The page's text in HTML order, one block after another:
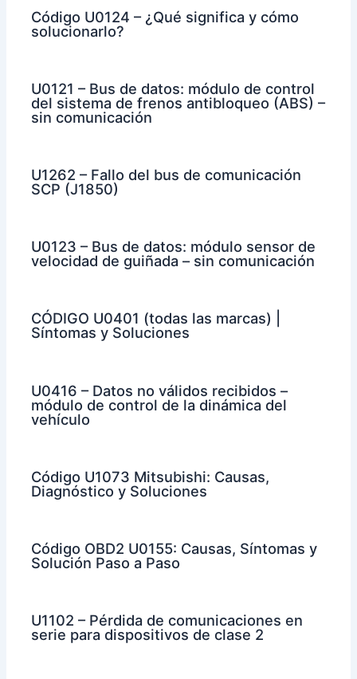
Código U0124 – ¿Qué significa y cómo
solucionarlo?
U0121 – Bus de datos: módulo de control
del sistema de frenos antibloqueo (ABS) –
sin comunicación
U1262 – Fallo del bus de comunicación
SCP (J1850)
U0123 – Bus de datos: módulo sensor de
velocidad de guiñada – sin comunicación
CÓDIGO U0401 (todas las marcas) |
Síntomas y Soluciones
U0416 – Datos no válidos recibidos –
módulo de control de la dinámica del
vehículo
Código U1073 Mitsubishi: Causas,
Diagnóstico y Soluciones
Código OBD2 U0155: Causas, Síntomas y
Solución Paso a Paso
U1102 – Pérdida de comunicaciones en
serie para dispositivos de clase 2